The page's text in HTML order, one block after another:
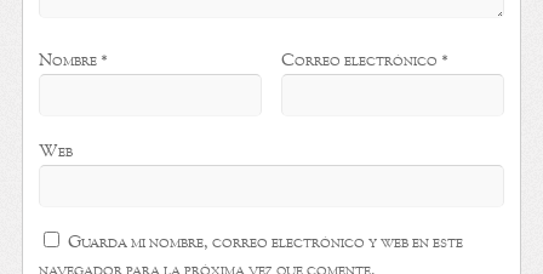
Nombre * Correo electrónico *
Web
Guarda mi nombre, correo electrónico y web en este